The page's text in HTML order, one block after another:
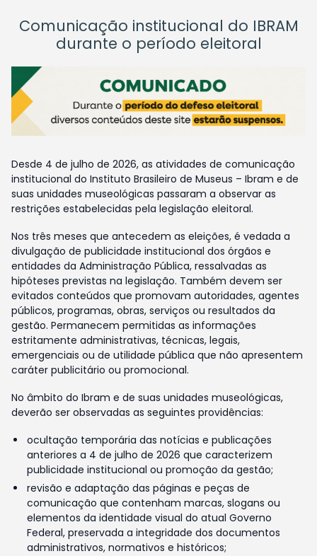
Comunicação institucional do IBRAM
durante o período eleitoral
Desde 4 de julho de 2026, as atividades de comunicação
institucional do Instituto Brasileiro de Museus – Ibram e de
suas unidades museológicas passaram a observar as
restrições estabelecidas pela legislação eleitoral.
Nos três meses que antecedem as eleições, é vedada a
divulgação de publicidade institucional dos órgãos e
entidades da Administração Pública, ressalvadas as
hipóteses previstas na legislação. Também devem ser
evitados conteúdos que promovam autoridades, agentes
públicos, programas, obras, serviços ou resultados da
gestão. Permanecem permitidas as informações
estritamente administrativas, técnicas, legais,
emergenciais ou de utilidade pública que não apresentem
caráter publicitário ou promocional.
No âmbito do Ibram e de suas unidades museológicas,
deverão ser observadas as seguintes providências:
ocultação temporária das notícias e publicações
anteriores a 4 de julho de 2026 que caracterizem
publicidade institucional ou promoção da gestão;
revisão e adaptação das páginas e peças de
comunicação que contenham marcas, slogans ou
elementos da identidade visual do atual Governo
Federal, preservada a integridade dos documentos
administrativos, normativos e históricos;